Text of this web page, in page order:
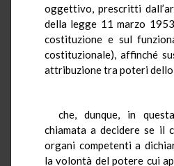
oggettivo, prescritti
della legge 11 marzo
costituzione e sul
costituzionale), affinché
attribuzione tra poteri
che, dunque, in
chiamata a decidere se il
organi competenti a
la volontà del potere cui